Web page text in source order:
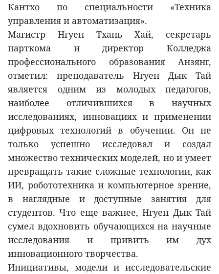
Кантхо по специальности «Техника
управления и автоматизация».
Магистр Нгуен Тхань Хай, секретарь
парткома и директор Колледжа
профессионального образования Анзянг,
отметил: преподаватель Нгуен Дык Тай
является одним из молодых педагогов,
наиболее отличившихся в научных
исследованиях, инновациях и применении
цифровых технологий в обучении. Он не
только успешно исследовал и создал
множество технических моделей, но и умеет
превращать такие сложные технологии, как
ИИ, робототехника и компьютерное зрение,
в наглядные и доступные занятия для
студентов. Что еще важнее, Нгуен Дык Тай
сумел вдохновить обучающихся на научные
исследования и привить им дух
инновационного творчества.
Инициативы, модели и исследовательские